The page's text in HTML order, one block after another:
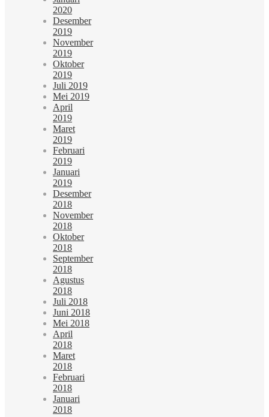
2020
Desember
2019
November
2019
Oktober
2019
Juli 2019
Mei 2019
April
2019
Maret
2019
Februari
2019
Januari
2019
Desember
2018
November
2018
Oktober
2018
September
2018
Agustus
2018
Juli 2018
Juni 2018
Mei 2018
April
2018
Maret
2018
Februari
2018
Januari
2018